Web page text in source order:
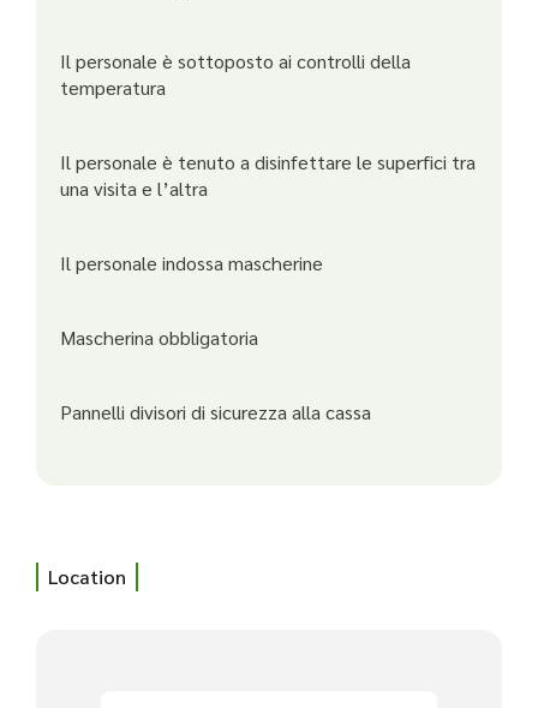
Il personale è sottoposto ai controlli della
temperatura
Il personale è tenuto a disinfettare le superfici tra
una visita e l’altra
Il personale indossa mascherine
Mascherina obbligatoria
Pannelli divisori di sicurezza alla cassa
Location